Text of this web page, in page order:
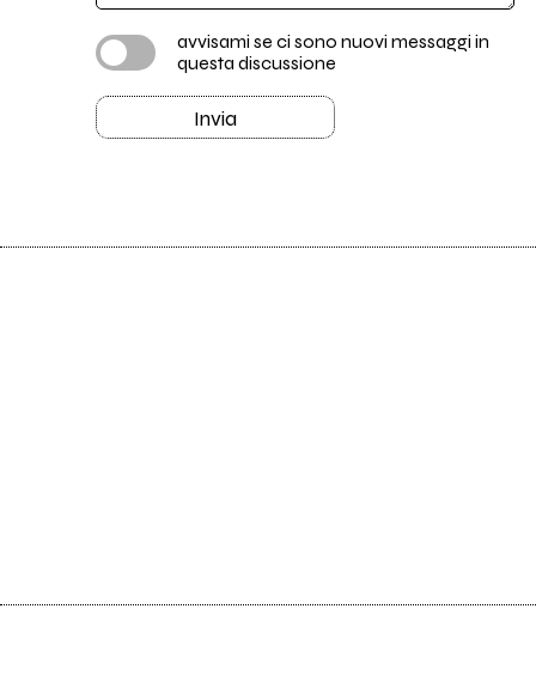
avvisami se ci sono nuovi messaggi in
questa discussione
Invia